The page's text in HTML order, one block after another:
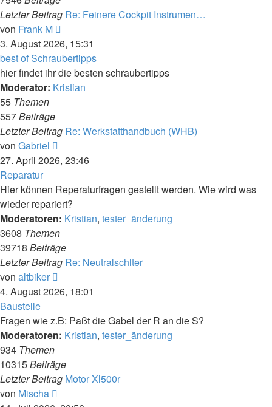
Letzter Beitrag Re: Feinere Cockpit Instrumen…
von Frank M
Beitrag
3. August 2026, 15:31
best of Schraubertipps
hier findet ihr die besten schraubertipps
Moderator: Kristian
55 Themen
557Beiträge
Letzter Beitrag Re: Werkstatthandbuch (WHB)
von Gabriel
Beitrag
27. April 2026, 23:46
Reparatur
Hier können Reperaturfragen gestellt werden. Wie wird was
wieder repariert?
Moderatoren: Kristian, tester_änderung
3608 Themen
39718 Beiträge
Letzter Beitrag Re: Neutralschlter
von altbiker
Beitrag
4. August 2026, 18:01
Baustelle
Fragen wie z.B: Paßt die Gabel der R an die S?
Moderatoren: Kristian, tester_änderung
934 Themen
10315Beiträge
Letzter Beitrag Motor Xl500r
von Mischa